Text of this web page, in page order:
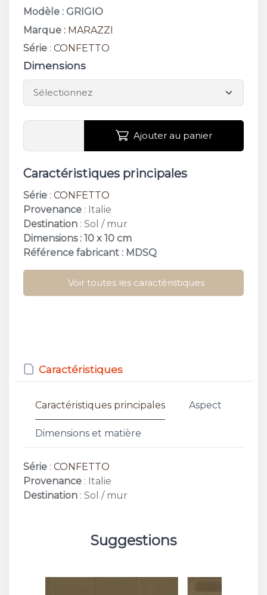
Modèle : GRIGIO
Marque : MARAZZI
Série : CONFETTO
Dimensions
Ajouter au panier
Caractéristiques principales
Série : CONFETTO
Provenance : Italie
Destination : Sol / mur
Dimensions : 10 x 10 cm
Référence fabricant : MDSQ
Voir toutes les caractéristiques
Caractéristiques
Caractéristiques principales Aspect
Dimensions et matière
Série : CONFETTO
Provenance : Italie
Destination : Sol / mur
Suggestions